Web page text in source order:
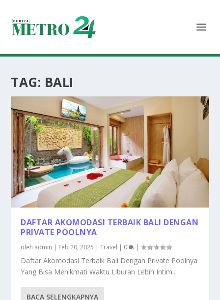
TAG: BALI
DAFTAR AKOMODASI TERBAIK BALI DENGAN
PRIVATE POOLNYA
oleh admin | Feb 20, 2025 |Travel | 0 |
Daftar Akomodasi Terbaik Bali Dengan Private Poolnya
Yang Bisa Menikmati Waktu Liburan Lebih Intim...
BACA SELENGKAPNYA